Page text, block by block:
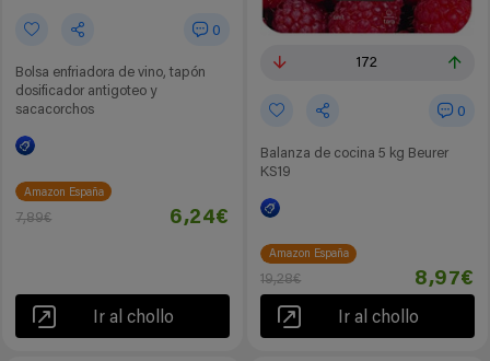
0
Bolsa enfriadora de vino, tapón
dosificador antigoteo y
sacacorchos
Amazon España
7,89€ 6,24€
Ir al chollo
172
0
Balanza de cocina 5 kg Beurer
KS19
Amazon España
19,28€ 8,97€
Ir al chollo